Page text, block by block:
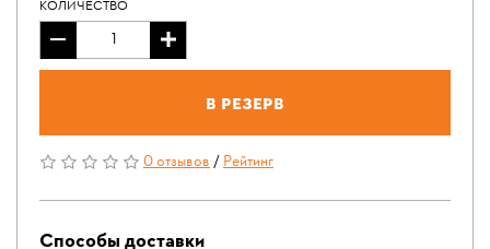
КОЛИЧЕСТВО
В резерв
0 отзывов/Рейтинг
Способы доставки